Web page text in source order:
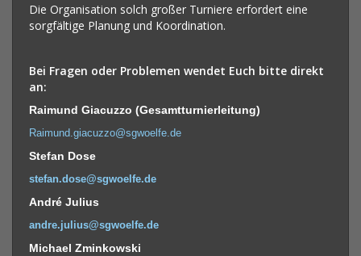
Die Organisation solch großer Turniere erfordert eine
sorgfältige Planung und Koordination.
Bei Fragen oder Problemen wendet Euch bitte direkt
an:
Raimund Giacuzzo (Gesamtturnierleitung)
Raimund.giacuzzo@sgwoelfe.de
Stefan Dose
stefan.dose@sgwoelfe.de
André Julius
andre.julius@sgwoelfe.de
Michael Zminkowski